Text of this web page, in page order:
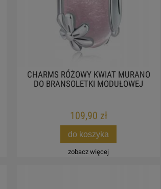
CHARMS RÓŻOWY KWIAT MURANO
DO BRANSOLETKI MODUŁOWEJ
109,90 zł
do koszyka
zobacz więcej